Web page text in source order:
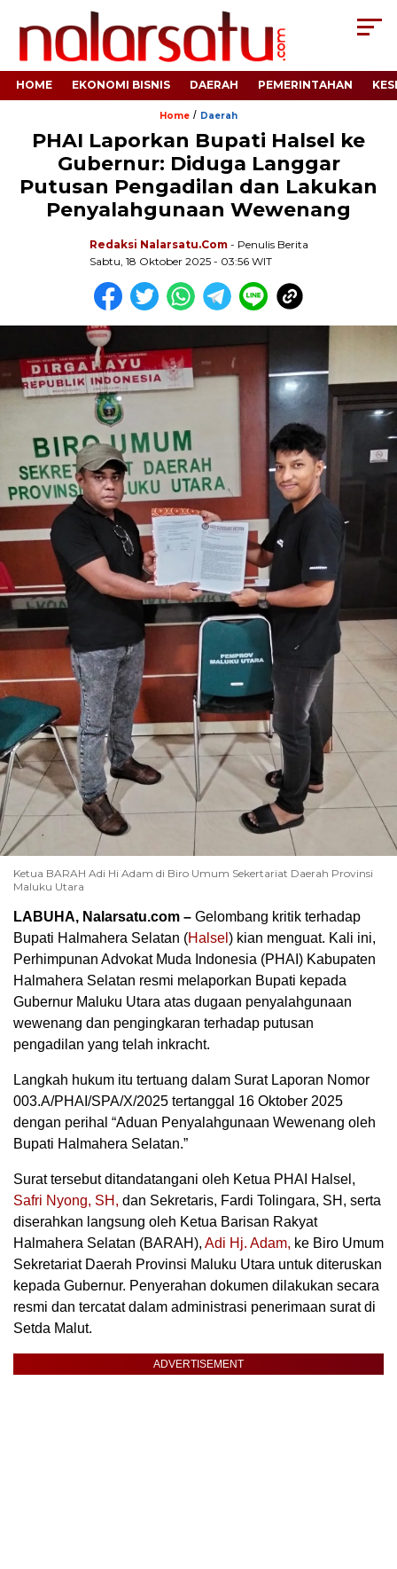
HOME EKONOMI BISNIS DAERAH PEMERINTAHAN
Home / Daerah
PHAI Laporkan Bupati Halsel ke
Gubernur: Diduga Langgar
Putusan Pengadilan dan Lakukan
Penyalahgunaan Wewenang
Redaksi Nalarsatu.com - Penulis Berita
Sabtu, 18 Oktober 2025 - 03:56 WIT
Ketua BARAH Adi Hi Adam di Biro Umum Sekertariat Daerah Provinsi
Maluku Utara
LABUHA, Nalarsatu.com – Gelombang kritik terhadap
Bupati Halmahera Selatan (Halsel ) kian menguat. Kali ini,
Perhimpunan Advokat Muda Indonesia (PHAI) Kabupaten
Halmahera Selatan resmi melaporkan Bupati kepada
Gubernur Maluku Utara atas dugaan penyalahgunaan
wewenang dan pengingkaran terhadap putusan
pengadilan yang telah inkracht.
Langkah hukum itu tertuang dalam Surat Laporan Nomor
003.A/PHAI/SPA/X/2025 tertanggal 16 Oktober 2025
dengan perihal “Aduan Penyalahgunaan Wewenang oleh
Bupati Halmahera Selatan.”
Surat tersebut ditandatangani oleh Ketua PHAI Halsel,
Safri Nyong, SH, dan Sekretaris, Fardi Tolingara, SH, serta
diserahkan langsung oleh Ketua Barisan Rakyat
Halmahera Selatan (BARAH), Adi Hj. Adam, ke Biro Umum
Sekretariat Daerah Provinsi Maluku Utara untuk diteruskan
kepada Gubernur. Penyerahan dokumen dilakukan secara
resmi dan tercatat dalam administrasi penerimaan surat di
Setda Malut.
ADVERTISEMENT